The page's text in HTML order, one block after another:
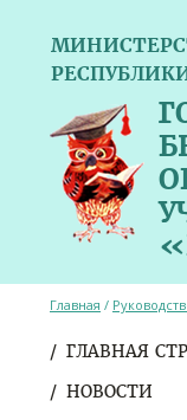
ГЛАВНАЯ
НОВОСТИ
Главная /